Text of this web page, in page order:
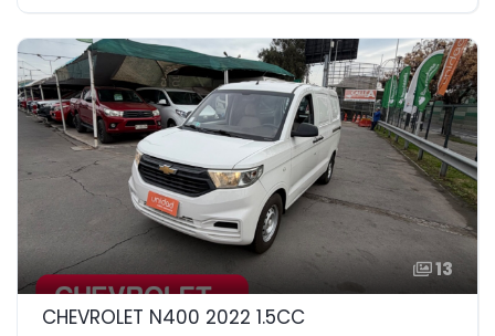
13
CHEVROLET N400 2022 1.5CC